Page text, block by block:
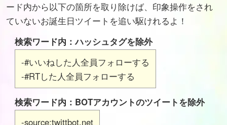
ード内から以下の箇所を取り除けば、印象操作をされ
ていないお誕生日ツイートを追い駆けれるよ！
検索ワード内：ハッシュタグを除外
-#いいねした人全員フォローする
-#RTした人全員フォローする
検索ワード内：BOTアカウントのツイートを除外
-source:twittbot.net